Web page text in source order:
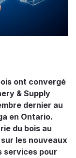
ont convergé
& Supply
dernier au
en Ontario.
du bois au
les nouveaux
services pour